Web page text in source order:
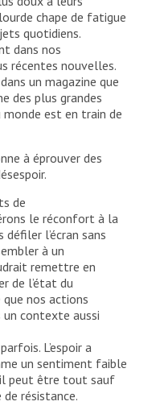
chape de fatigue
quotidiens.
dans nos
récentes nouvelles.
un magazine que
des plus grandes
est en train de
à éprouver des
de
le réconfort à la
l’écran sans
à un
remettre en
de l’état du
nos actions
contexte aussi
L’espoir a
un sentiment faible
il peut être tout sauf
de résistance.